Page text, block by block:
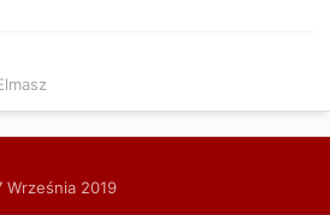
Września 2019